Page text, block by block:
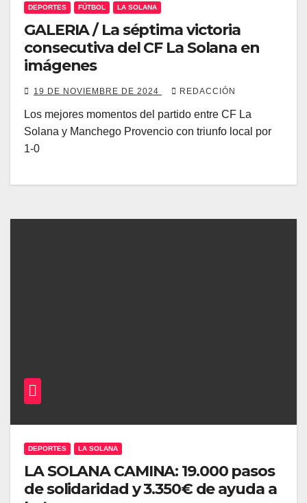
DEPORTES FÚTBOL LA SOLANA
GALERIA / La séptima victoria
consecutiva del CF La Solana en
imágenes
19 DE NOVIEMBRE DE 2024 REDACCIÓN
Los mejores momentos del partido entre CF La
Solana y Manchego Provencio con triunfo local por
1-0
DEPORTES LA SOLANA
LA SOLANA CAMINA: 19.000 pasos
de solidaridad y 3.350€ de ayuda a